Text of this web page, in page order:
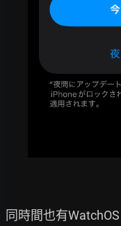
同時間也有